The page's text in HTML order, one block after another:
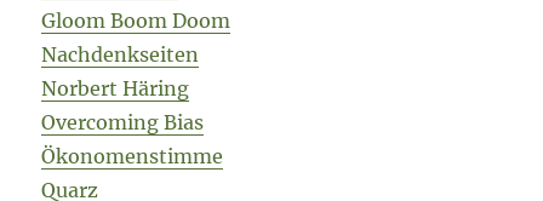
Gloom Boom Doom
Nachdenkseiten
Norbert Häring
Overcoming Bias
Ökonomenstimme
Quarz